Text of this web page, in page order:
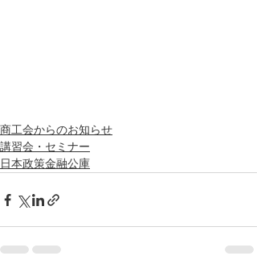
商工会からのお知らせ
講習会・セミナー
日本政策金融公庫